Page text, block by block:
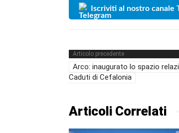
Iscriviti al nostro canale
Articolo precedente
Arco: inaugurato lo spazio
Caduti di Cefalonia
Articoli Correlati